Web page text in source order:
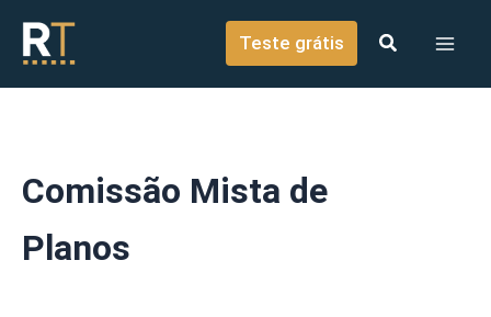
conteúdo
Teste grátis
Comissão Mista de
Planos